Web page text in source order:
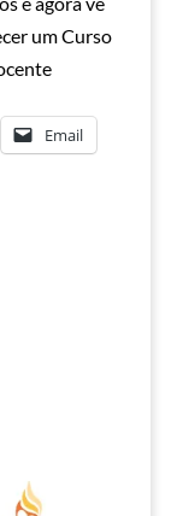
um Curso
Email